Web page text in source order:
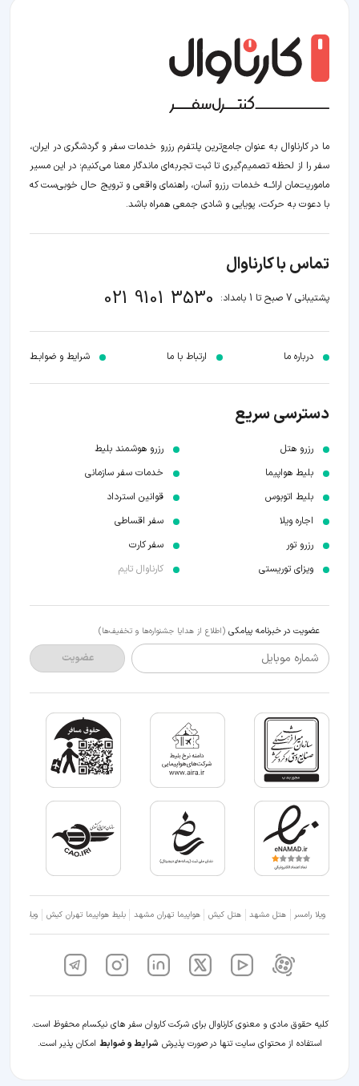
ما در کارناوال به عنوان جامع‌ترین پلتفرم رزرو خدمات سفر و گردشگری در ایران،
سفر را از لحظه‌ تصمیم‌گیری تا ثبت تجربه‌ای ماندگار معنا می‌کنیم؛ در این مسیر‍
ماموریت‌مان اراﺋــﻪ خدمات رزرو آسان، راهنمای واقعی و ترویج حال خوبی‌ست که
با دعوت به حرکت، پویایی و شادی جمعی همراه باشد.
تماس با کارناوال
پشتیبانی 7 صبح تا 1 بامداد: 021 9101 3530
درباره ما ارتباط با ما شرایط و ضوابـط
دسترسی سریع
رزرو هتل
بلیط هواپیما
بلیط اتوبوس
اجاره ویلا
رزرو تور
ویزای توریستی
رزرو هوشمند بلیط
خدمات سفر سازمانی
قوانین استرداد
سفر اقساطی
سفر کارت
کارناوال تایم
عضویت در خبرنامه پیامکی (اطلاع از هدایا جشنواره‌ها و تخفیف‌ها)
شماره موبایل عضویت
ویلا رامسر هتل مشهد هتل کیش هواپیما تهران مشهد بلیط هواپیما تهران کیش ویلا شمال
کلیه حقوق مادی و معنوی کارناوال برای شرکت کاروان سفر های نیکسام محفوظ است.
استفاده از محتوای سایت تنها در صورت پذیرش شرایط و ضوابط امکان پذیر است.